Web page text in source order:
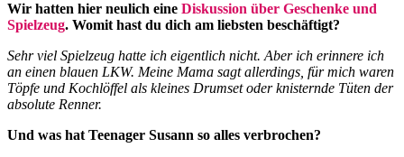
Wir hatten hier neulich eine Diskussion über Geschenke und
Spielzeug. Womit hast du dich am liebsten beschäftigt?
Sehr viel Spielzeug hatte ich eigentlich nicht. Aber ich erinnere ich
an einen blauen LKW. Meine Mama sagt allerdings, für mich waren
Töpfe und Kochlöffel als kleines Drumset oder knisternde Tüten der
absolute Renner.
Und was hat Teenager Susann so alles verbrochen?